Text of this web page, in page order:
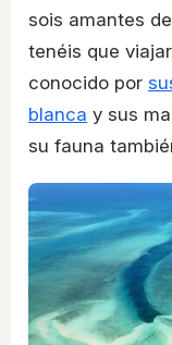
sois amantes
tenéis que
conocido por
blanca y sus
su fauna